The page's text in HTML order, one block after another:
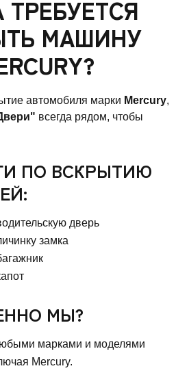
ТРЕБУЕТСЯ
МАШИНУ
автомобиля марки Mercury,
всегда рядом, чтобы
ПО ВСКРЫТИЮ
дверь
замка
МЫ?
марками и моделями
Mercury.